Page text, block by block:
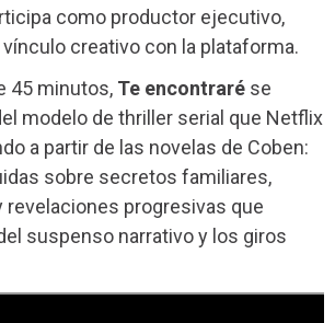
como productor ejecutivo,
creativo con la plataforma.
45 minutos, Te encontraré se
modelo de thriller serial que Netflix
a partir de las novelas de Coben:
sobre secretos familiares,
revelaciones progresivas que
suspenso narrativo y los giros